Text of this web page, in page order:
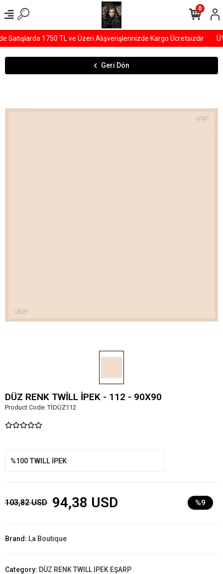
1750 TL ve Üzeri Alışverişlerinizde Kargo Ücretsizdir
0
Geri Dön
DÜZ RENK TWİLL İPEK - 112 - 90X90
Product Code:TİDÜZ112
%100 TWILL İPEK
103,82 USD 94,38 USD %9
Brand: La Boutique
Category: DÜZ RENK TWILL İPEK EŞARP